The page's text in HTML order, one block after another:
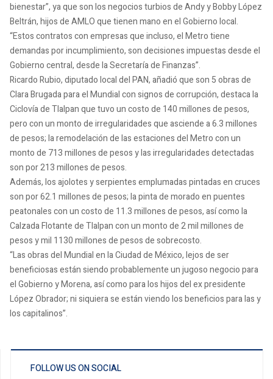
bienestar”, ya que son los negocios turbios de Andy y Bobby López
Beltrán, hijos de AMLO que tienen mano en el Gobierno local.
“Estos contratos con empresas que incluso, el Metro tiene
demandas por incumplimiento, son decisiones impuestas desde el
Gobierno central, desde la Secretaría de Finanzas”.
Ricardo Rubio, diputado local del PAN, añadió que son 5 obras de
Clara Brugada para el Mundial con signos de corrupción, destaca la
Ciclovía de Tlalpan que tuvo un costo de 140 millones de pesos,
pero con un monto de irregularidades que asciende a 6.3 millones
de pesos; la remodelación de las estaciones del Metro con un
monto de 713 millones de pesos y las irregularidades detectadas
son por 213 millones de pesos.
Además, los ajolotes y serpientes emplumadas pintadas en cruces
son por 62.1 millones de pesos; la pinta de morado en puentes
peatonales con un costo de 11.3 millones de pesos, así como la
Calzada Flotante de Tlalpan con un monto de 2 mil millones de
pesos y mil 1130 millones de pesos de sobrecosto.
“Las obras del Mundial en la Ciudad de México, lejos de ser
beneficiosas están siendo probablemente un jugoso negocio para
el Gobierno y Morena, así como para los hijos del ex presidente
López Obrador; ni siquiera se están viendo los beneficios para las y
los capitalinos”.
FOLLOW US ON SOCIAL